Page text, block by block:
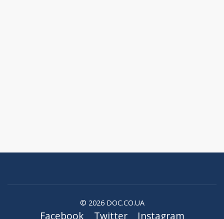
© 2026 DOC.CO.UA
Facebook Twitter Instagram